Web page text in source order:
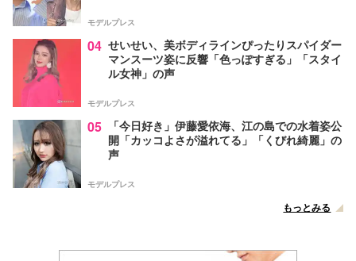
モデルプレス
04 せいせい、美ボディラインぴったりスパイダー
マンスーツ姿に反響「色っぽすぎる」「スタイ
ル女神」の声
モデルプレス
05
「今日好き」伊藤愛依海、江の島での水着姿公
開「カッコよさが溢れてる」「くびれ綺麗」の
声
モデルプレス
もっとみる